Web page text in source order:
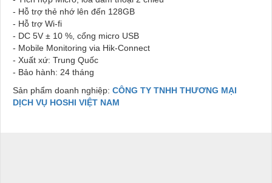
- Hỗ trợ thẻ nhớ lên đến 128GB
- Hỗ trợ Wi-fi
- DC 5V ± 10 %, cổng micro USB
- Mobile Monitoring via Hik-Connect
- Xuất xứ: Trung Quốc
- Bảo hành: 24 tháng
Sản phẩm doanh nghiệp: CÔNG TY TNHH THƯƠNG MẠI
DỊCH VỤ HOSHI VIỆT NAM